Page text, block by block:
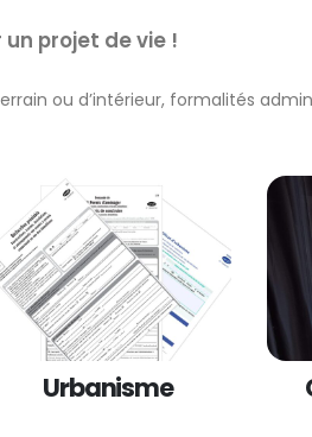
projet de vie !
ou d’intérieur, formalités
Urbanisme